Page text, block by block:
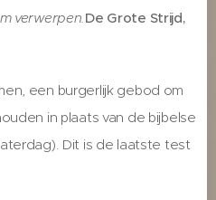
verwerpen.De Grote Strijd,
een burgerlijk gebod om
in plaats van de bijbelse
Dit is de laatste test